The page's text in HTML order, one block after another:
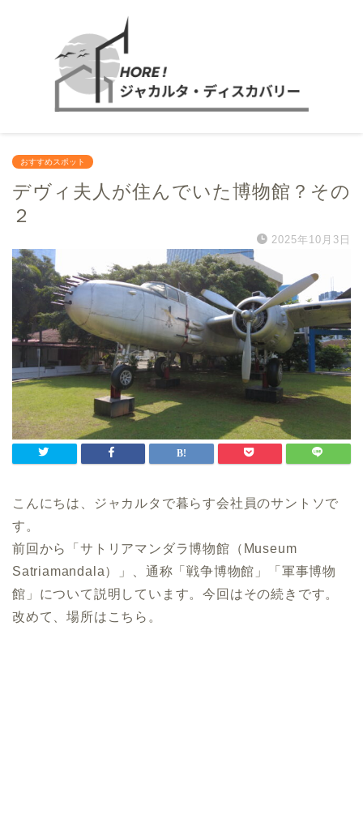
おすすめスポット
デヴィ夫人が住んでいた博物館？その
２
2025年10月3日
こんにちは、ジャカルタで暮らす会社員のサントソで
す。
前回から「サトリアマンダラ博物館（Museum
Satriamandala）」、通称「戦争博物館」「軍事博物
館」について説明しています。今回はその続きです。
改めて、場所はこちら。